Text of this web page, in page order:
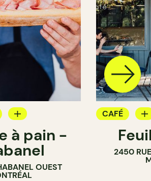
à pain -
OUEST
CAFÉ
PÂTISSERIE
2450